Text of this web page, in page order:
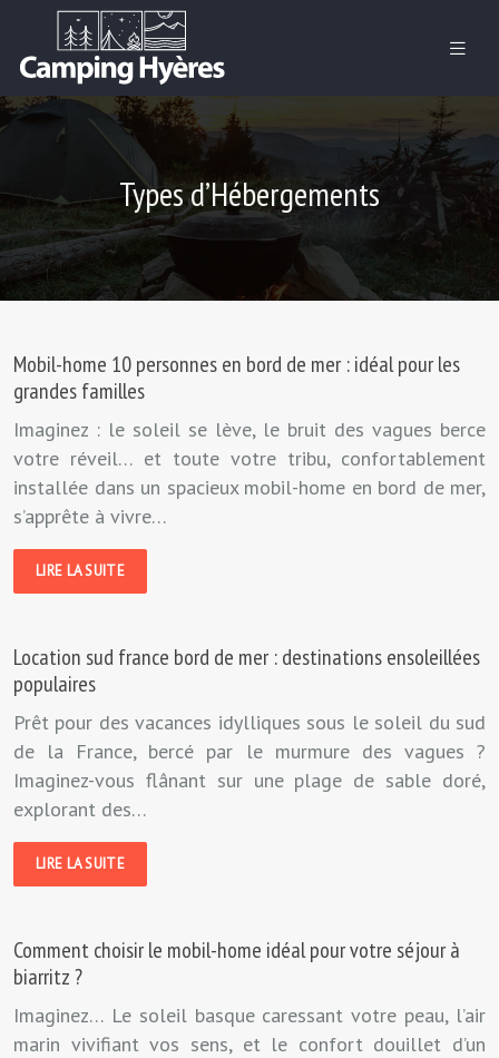
Types d’Hébergements
Mobil-home 10 personnes en bord de mer : idéal pour les
grandes familles
Imaginez : le soleil se lève, le bruit des vagues berce
votre réveil… et toute votre tribu, confortablement
installée dans un spacieux mobil-home en bord de mer,
s’apprête à vivre…
LIRE LA SUITE
Location sud france bord de mer : destinations ensoleillées
populaires
Prêt pour des vacances idylliques sous le soleil du sud
de la France, bercé par le murmure des vagues ?
Imaginez-vous flânant sur une plage de sable doré,
explorant des…
LIRE LA SUITE
Comment choisir le mobil-home idéal pour votre séjour à
biarritz ?
Imaginez… Le soleil basque caressant votre peau, l’air
marin vivifiant vos sens, et le confort douillet d’un